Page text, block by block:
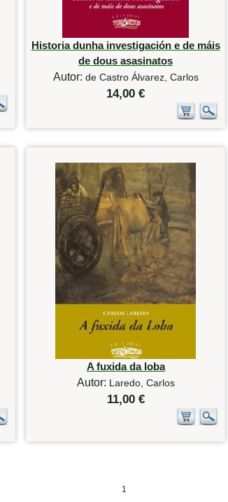
Historia dunha investigación e de máis
de dous asasinatos
Autor: de Castro Álvarez, Carlos
14,00 €
A fuxida da loba
Autor: Laredo, Carlos
11,00 €
1